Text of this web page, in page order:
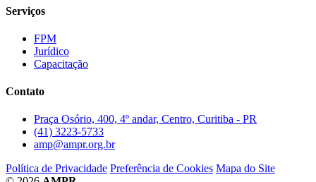
Serviços
FPM
Jurídico
Capacitação
Contato
Praça Osório, 400, 4º andar, Centro, Curitiba - PR
(41) 3223-5733
amp@ampr.org.br
Política de Privacidade Preferência de Cookies Mapa do Site